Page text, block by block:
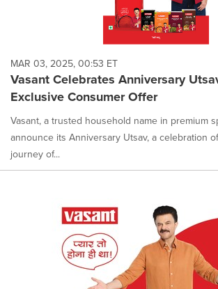
MAR 03, 2025, 00:53 ET
Vasant Celebrates Anniversary
Exclusive Consumer Offer
Vasant, a trusted household name in premium
announce its Anniversary Utsav, a celebration
journey of...